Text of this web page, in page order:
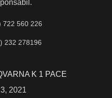
722 560 226
232 278196
K 1 PACE
2021